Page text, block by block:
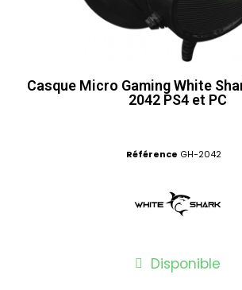
Casque Micro Gaming White
2042 PS4 et PC
Référence GH-2042
Disponible